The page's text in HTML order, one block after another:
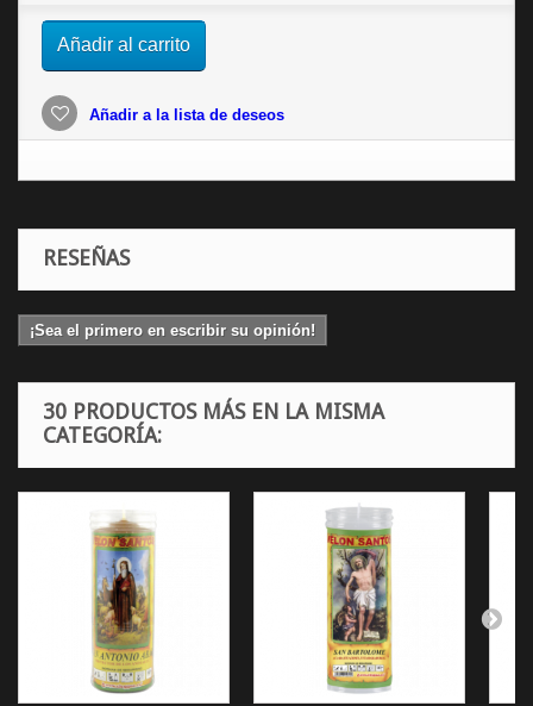
Añadir al carrito
Añadir a la lista de deseos
RESEÑAS
¡Sea el primero en escribir su opinión!
30 PRODUCTOS MÁS EN LA MISMA
CATEGORÍA: